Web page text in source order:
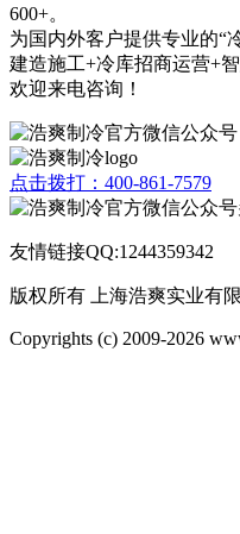
600+。
为国内外客户提供专业的“
建造施工+冷库招商运营+
欢迎来电咨询！
点击拨打：400-861-7579
友情链接QQ:1244359342
版权所有 上海浩爽实业有
Copyrights (c) 2009-2026